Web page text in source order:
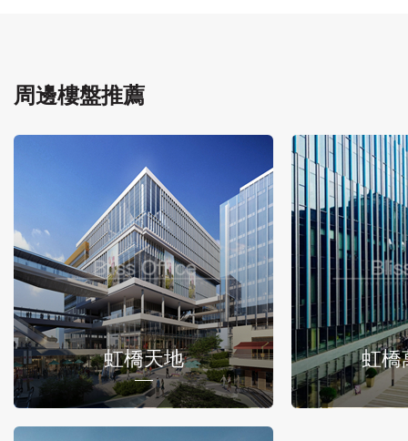
周邊樓盤推薦
虹橋天地 虹橋